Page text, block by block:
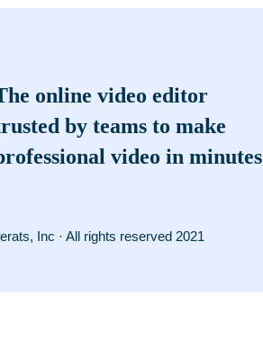
online video editor
by teams to make
video in minutes
Inc · All rights reserved 2021